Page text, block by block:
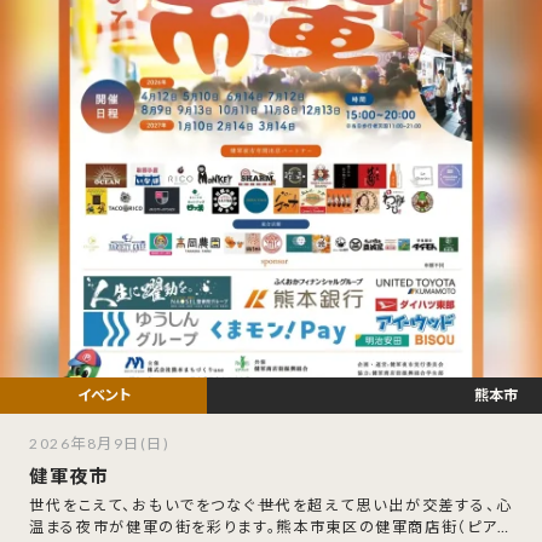
健軍夜市
世代をこえて、おもいでをつなぐ――世代を超えて思い出が交差する、心
温まる夜市が健軍の街を彩ります。熊本市東区の健軍商店街（ピアク
熊本市
2026年8月9日(日)